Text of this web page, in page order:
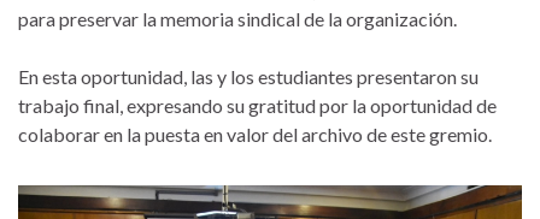
para preservar la memoria sindical de la organización.
En esta oportunidad, las y los estudiantes presentaron su
trabajo final, expresando su gratitud por la oportunidad de
colaborar en la puesta en valor del archivo de este gremio.